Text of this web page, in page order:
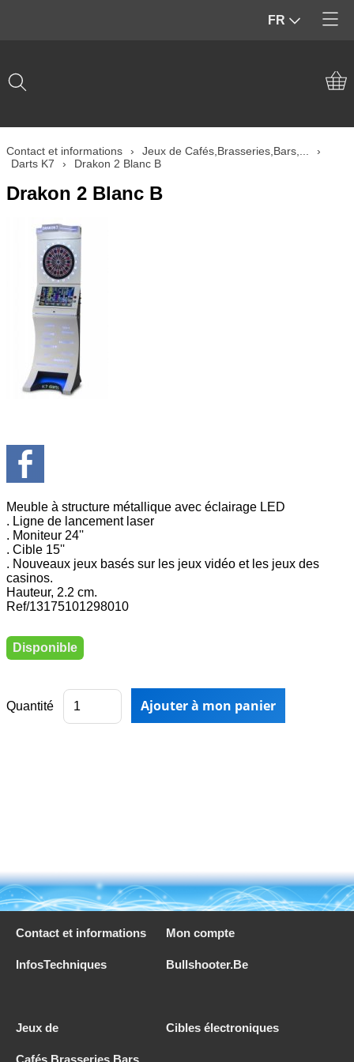
FR
Contact et informations
InfosTechniques
Bullshooter.Be
Contact et informations › Jeux de Cafés,Brasseries,Bars,...
›
Darts K7
› Drakon 2 Blanc B
Drakon 2 Blanc B
Meuble à structure métallique avec éclairage LED
. Ligne de lancement laser
. Moniteur 24''
. Cible 15''
. Nouveaux jeux basés sur les jeux vidéo et les jeux des
casinos.
Hauteur, 2.2 cm.
Ref/13175101298010
Disponible
Quantité
Contact et informations Mon compte
InfosTechniques Bullshooter.Be
Jeux de
Cafés,Brasseries,Bars,...
Cibles électroniques